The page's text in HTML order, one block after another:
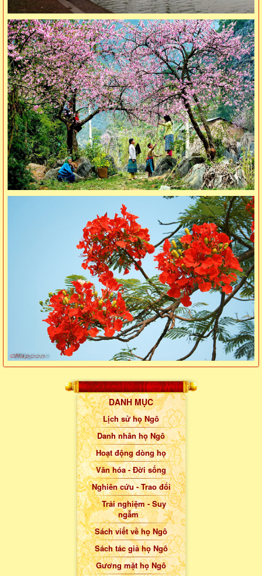
DANH MỤC
Lịch sử họ Ngô
Danh nhân họ Ngô
Hoạt động dòng họ
Văn hóa - Đời sống
Nghiên cứu - Trao đổi
Trải nghiệm - Suy
ngẫm
Sách viết về họ Ngô
Sách tác giả họ Ngô
Gương mặt họ Ngô